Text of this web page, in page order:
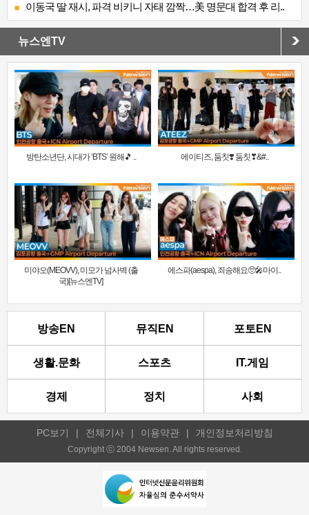
이동국 딸 재시, 파격 비키니 자태 깜짝…美 명문대 합격 후 리..
뉴스엔TV
방탄소년단, 시대가 ‘BTS’ 원해🎵 .. 에이티즈, 둠칫❣️ 둠칫❣&#..
미야오(MEOVV), 미모가 넘사벽 (출
국)[뉴스엔TV]
에스파(aespa), 죄송해요🥺🎤마이..
방송EN 뮤직EN 포토EN
생활.문화 스포츠 IT.게임
경제 정치 사회
PC보기 | 전체기사 | 이용약관 | 개인정보처리방침
Copyright ⓒ 2004 Newsen. All rights reserved.